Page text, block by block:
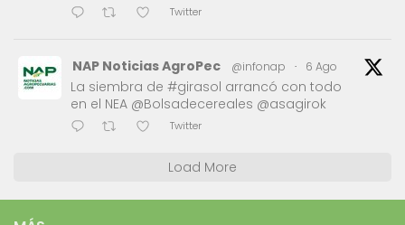
Twitter
NAP Noticias AgroPec @infonap · 6 Ago
La siembra de #girasol arrancó con todo
en el NEA @Bolsadecereales @asagirok
Twitter
Load More